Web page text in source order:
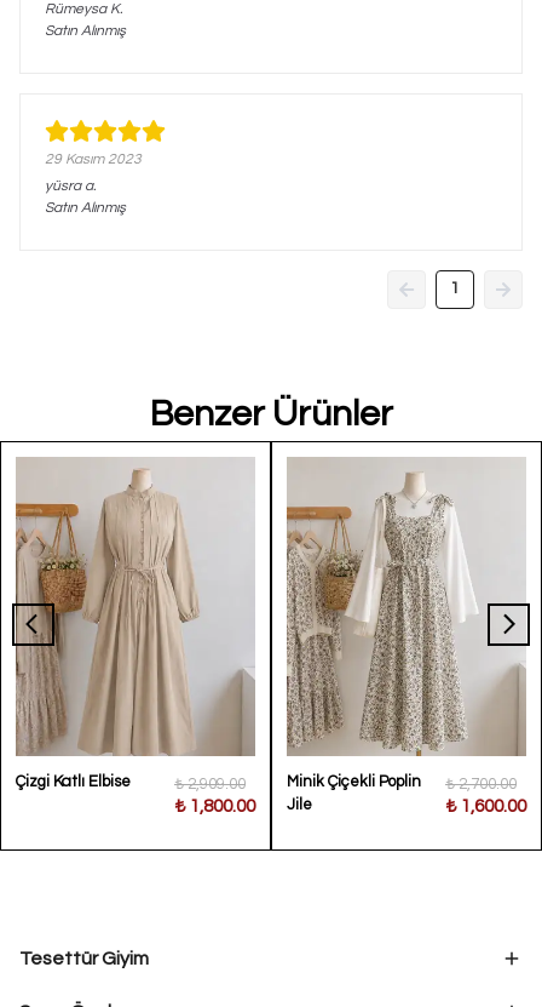
Rümeysa K.
Satın Alınmış
29 Kasım 2023
yüsra a.
Satın Alınmış
1
Benzer Ürünler
Çizgi Katlı Elbise ₺ 2,909.00
₺ 1,800.00
Minik Çiçekli Poplin
Jile
₺ 2,700.00
₺ 1,600.00
Tesettür Giyim